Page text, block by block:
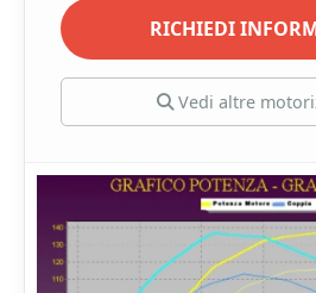
RICHIEDI
Vedi altre